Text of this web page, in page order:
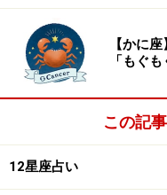
【かに
「もぐ
この記
12星座占い